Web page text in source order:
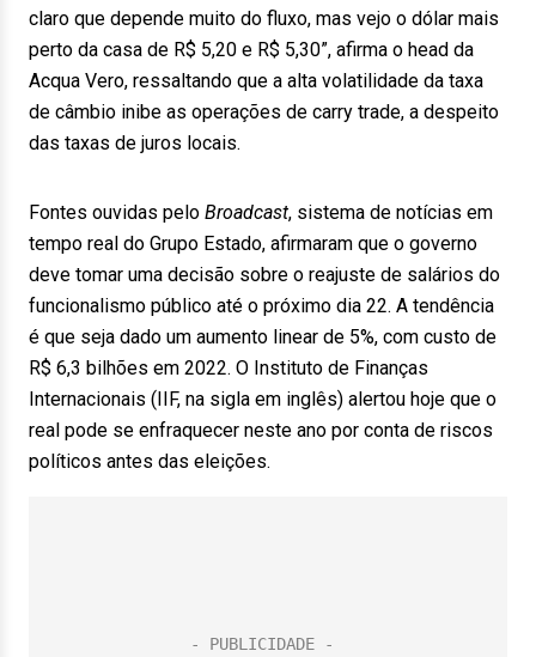
claro que depende muito do fluxo, mas vejo o dólar mais
perto da casa de R$ 5,20 e R$ 5,30”, afirma o head da
Acqua Vero, ressaltando que a alta volatilidade da taxa
de câmbio inibe as operações de carry trade, a despeito
das taxas de juros locais.
Fontes ouvidas pelo Broadcast, sistema de notícias em
tempo real do Grupo Estado, afirmaram que o governo
deve tomar uma decisão sobre o reajuste de salários do
funcionalismo público até o próximo dia 22. A tendência
é que seja dado um aumento linear de 5%, com custo de
R$ 6,3 bilhões em 2022. O Instituto de Finanças
Internacionais (IIF, na sigla em inglês) alertou hoje que o
real pode se enfraquecer neste ano por conta de riscos
políticos antes das eleições.